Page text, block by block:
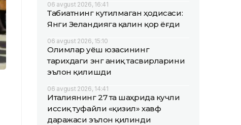
06 avgust 2026, 16:41
Табиатнинг кутилмаган ҳодисаси:
Янги Зеландияга қалин қор ёғди
06 avgust 2026, 15:10
Олимлар Қуёш юзасининг
тарихдаги энг аниқ тасвирларини
эълон қилишди
06 avgust 2026, 14:41
Италиянинг 27 та шаҳрида кучли
иссиқ туфайли «қизил» хавф
даражаси эълон қилинди